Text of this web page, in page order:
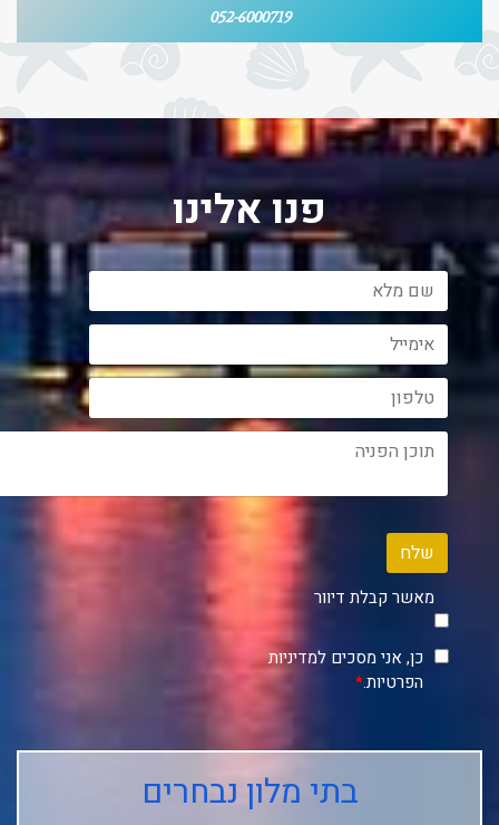
052-6000719
פנו אלינו
שלח
מאשר קבלת דיוור
כן, אני מסכים למדיניות
הפרטיות.*
בתי מלון נבחרים